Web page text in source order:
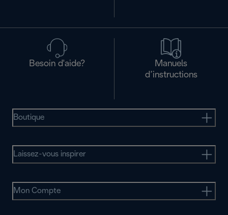
Besoin d'aide?
Manuels
d’instructions
Boutique
Laissez-vous inspirer
Mon Compte